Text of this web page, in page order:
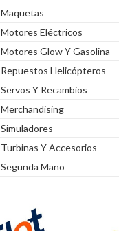
Maquetas
Motores Eléctricos
Motores Glow Y Gasolina
Repuestos Helicópteros
Servos Y Recambios
Merchandising
Simuladores
Turbinas Y Accesorios
Segunda Mano